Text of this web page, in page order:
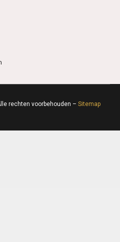
rechten voorbehouden – Sitemap